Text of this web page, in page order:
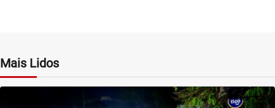
Mais Lidos